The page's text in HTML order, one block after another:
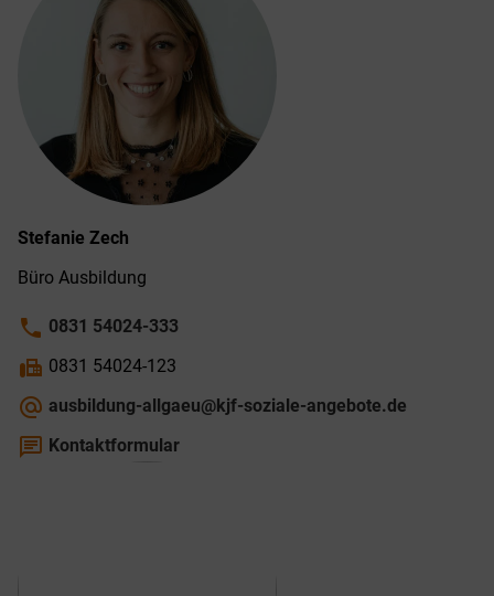
Stefanie Zech
Büro Ausbildung
phone 0831 54024-333
fax 0831 54024-123
alternate_email ausbildung-allgaeu@kjf-soziale-angebote.de
chat Kontaktformular